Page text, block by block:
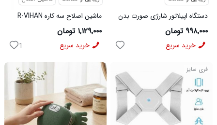
ماشین اصلاح سه کاره R-VIHAN
مدل 50483
۱,۱۲۹,۰۰۰ تومان
خرید سریع 1
دستگاه اپیلاتور شارژی صورت بدن
۹۹۸,۰۰۰ تومان
خرید سریع
فری سایز